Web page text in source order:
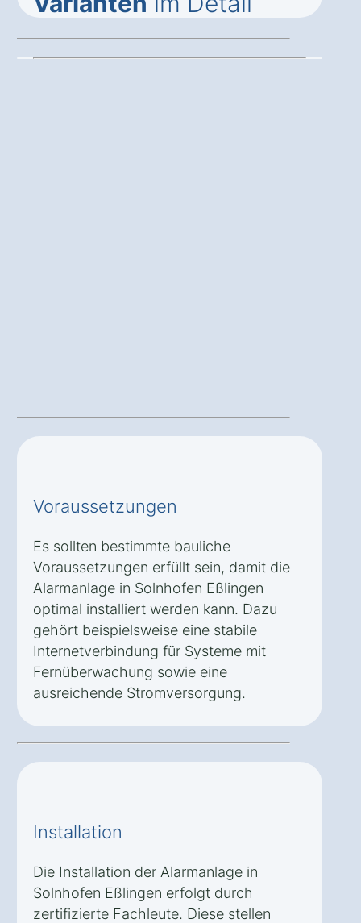
Voraussetzungen
Es sollten bestimmte bauliche
Voraussetzungen erfüllt sein, damit die
Alarmanlage in Solnhofen Eßlingen
optimal installiert werden kann. Dazu
gehört beispielsweise eine stabile
Internetverbindung für Systeme mit
Fernüberwachung sowie eine
ausreichende Stromversorgung.
Installation
Die Installation der Alarmanlage in
Solnhofen Eßlingen erfolgt durch
zertifizierte Fachleute. Diese stellen